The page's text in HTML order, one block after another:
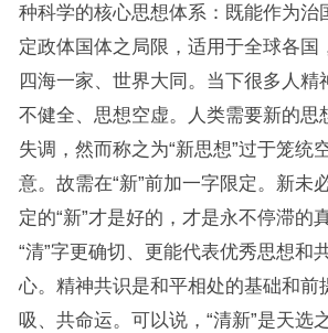
种科学的核心思想体系：既能作为治
定政体国体之局限，适用于全球各国
四海一家、世界大同。当下很多人精
不健全、思想空虚。人类需要新的思
失调，然而称之为“新思想”过于笼统
意。故需在“新”前加一字限定。新未
定的“新”才是好的，才是永不停滞的
“清”字更确切、更能代表优秀思想和
心。精神共识是和平相处的基础和前
吸、共命运。可以说，“清新”是天选